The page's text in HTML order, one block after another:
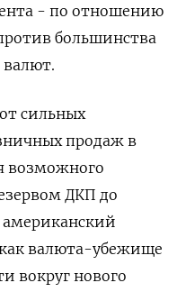
- по отношению
большинства
сильных
продаж в
возможного
ДКП до
американский
как валюта-убежище
вокруг нового